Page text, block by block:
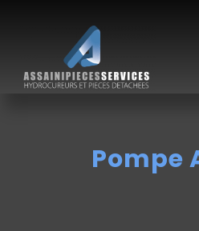
Pompe